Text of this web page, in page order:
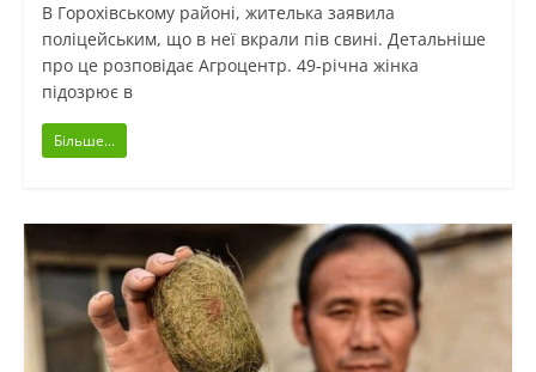
В Горохівському районі, жителька заявила
поліцейським, що в неї вкрали пів свині. Детальніше
про це розповідає Агроцентр. 49-річна жінка
підозрює в
Більше...